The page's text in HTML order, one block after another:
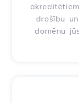
drošību
domēnu